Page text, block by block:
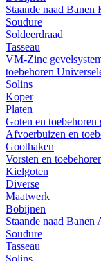
Staande naad Banen
Soudure
Soldeerdraad
Tasseau
VM-Zinc
toebehoren
Solins
Koper
Platen
Goten en toebehoren
Afvoerbuizen en
Goothaken
Vorsten en
Kielgoten
Diverse
Maatwerk
Bobijnen
Staande naad Banen
Soudure
Tasseau
Solins